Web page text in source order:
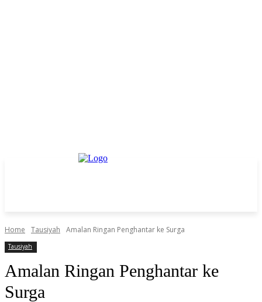
Home Tausiyah Amalan Ringan Penghantar ke Surga
Tausiyah
Amalan Ringan Penghantar ke
Surga